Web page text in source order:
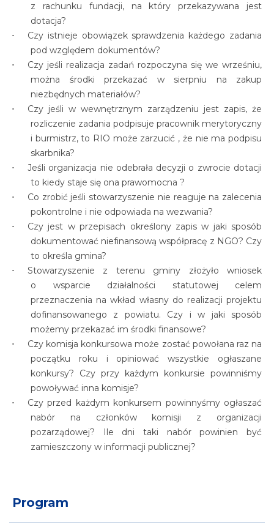
z rachunku fundacji, na który przekazywana jest
dotacja?
Czy istnieje obowiązek sprawdzenia każdego zadania
pod względem dokumentów?
Czy jeśli realizacja zadań rozpoczyna się we wrześniu,
można środki przekazać w sierpniu na zakup
niezbędnych materiałów?
Czy jeśli w wewnętrznym zarządzeniu jest zapis, że
rozliczenie zadania podpisuje pracownik merytoryczny
i burmistrz, to RIO może zarzucić , że nie ma podpisu
skarbnika?
Jeśli organizacja nie odebrała decyzji o zwrocie dotacji
to kiedy staje się ona prawomocna ?
Co zrobić jeśli stowarzyszenie nie reaguje na zalecenia
pokontrolne i nie odpowiada na wezwania?
Czy jest w przepisach określony zapis w jaki sposób
dokumentować niefinansową współpracę z NGO? Czy
to określa gmina?
Stowarzyszenie z terenu gminy złożyło wniosek
o wsparcie działalności statutowej celem
przeznaczenia na wkład własny do realizacji projektu
dofinansowanego z powiatu. Czy i w jaki sposób
możemy przekazać im środki finansowe?
Czy komisja konkursowa może zostać powołana raz na
początku roku i opiniować wszystkie ogłaszane
konkursy? Czy przy każdym konkursie powinniśmy
powoływać inna komisje?
Czy przed każdym konkursem powinnyśmy ogłaszać
nabór na członków komisji z organizacji
pozarządowej? Ile dni taki nabór powinien być
zamieszczony w informacji publicznej?
Program